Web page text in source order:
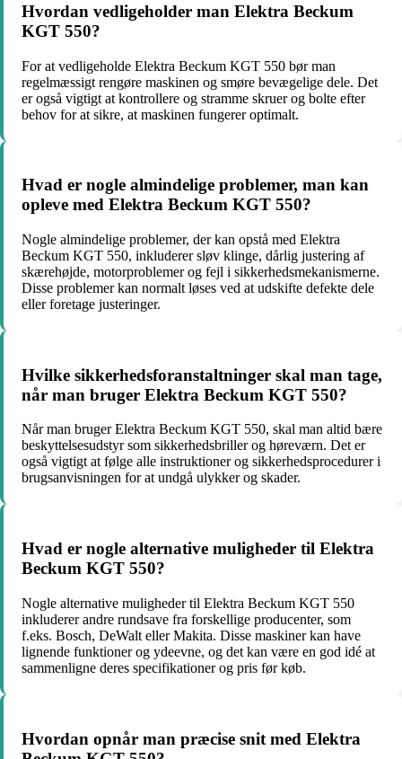
Hvordan vedligeholder man Elektra Beckum
KGT 550?
For at vedligeholde Elektra Beckum KGT 550 bør man
regelmæssigt rengøre maskinen og smøre bevægelige dele. Det
er også vigtigt at kontrollere og stramme skruer og bolte efter
behov for at sikre, at maskinen fungerer optimalt.
Hvad er nogle almindelige problemer, man kan
opleve med Elektra Beckum KGT 550?
Nogle almindelige problemer, der kan opstå med Elektra
Beckum KGT 550, inkluderer sløv klinge, dårlig justering af
skærehøjde, motorproblemer og fejl i sikkerhedsmekanismerne.
Disse problemer kan normalt løses ved at udskifte defekte dele
eller foretage justeringer.
Hvilke sikkerhedsforanstaltninger skal man tage,
når man bruger Elektra Beckum KGT 550?
Når man bruger Elektra Beckum KGT 550, skal man altid bære
beskyttelsesudstyr som sikkerhedsbriller og høreværn. Det er
også vigtigt at følge alle instruktioner og sikkerhedsprocedurer i
brugsanvisningen for at undgå ulykker og skader.
Hvad er nogle alternative muligheder til Elektra
Beckum KGT 550?
Nogle alternative muligheder til Elektra Beckum KGT 550
inkluderer andre rundsave fra forskellige producenter, som
f.eks. Bosch, DeWalt eller Makita. Disse maskiner kan have
lignende funktioner og ydeevne, og det kan være en god idé at
sammenligne deres specifikationer og pris før køb.
Hvordan opnår man præcise snit med Elektra